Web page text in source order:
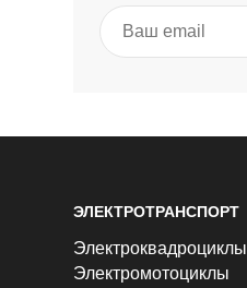
ЭЛЕКТРОТРАНСПОРТ
Электроквадроциклы
Электромотоциклы